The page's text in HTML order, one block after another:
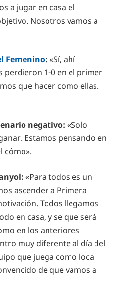
a jugar en casa el
Nosotros vamos a
Femenino: «Sí, ahí
perdieron 1-0 en el primer
que hacer como ellas.
negativo: «Solo
Estamos pensando en
cómo».
«Para todos es un
ascender a Primera
Todos llegamos
en casa, y se que será
en los anteriores
muy diferente al día del
que juega como local
de que vamos a